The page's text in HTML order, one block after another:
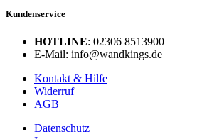
Kundenservice
HOTLINE: 02306 8513900
E-Mail: info@wandkings.de
Kontakt & Hilfe
Widerruf
AGB
Datenschutz